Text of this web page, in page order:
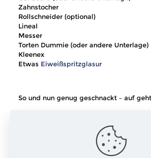
Zahnstocher
Rollschneider (optional)
Lineal
Messer
Torten Dummie (oder andere Unterlage)
Kleenex
Etwas Eiweißspritzglasur
So und nun genug geschnackt – auf